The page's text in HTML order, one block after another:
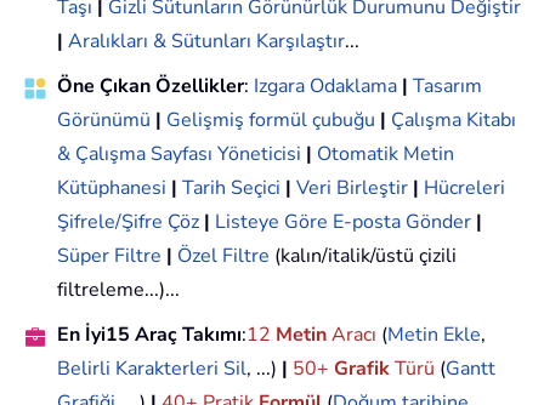
Taşı | Gizli Sütunların Görünürlük Durumunu Değiştir
| Aralıkları & Sütunları Karşılaştır...
Öne Çıkan Özellikler: Izgara Odaklama | Tasarım
Görünümü | Gelişmiş formül çubuğu | Çalışma Kitabı
& Çalışma Sayfası Yöneticisi | Otomatik Metin
Kütüphanesi | Tarih Seçici | Veri Birleştir | Hücreleri
Şifrele/Şifre Çöz | Listeye Göre E-posta Gönder |
Süper Filtre | Özel Filtre (kalın/italik/üstü çizili
filtreleme...)...
En İyi15 Araç Takımı:12 MetinAracı (Metin Ekle,
Belirli Karakterleri Sil, ...) | 50+ GrafikTürü (Gantt